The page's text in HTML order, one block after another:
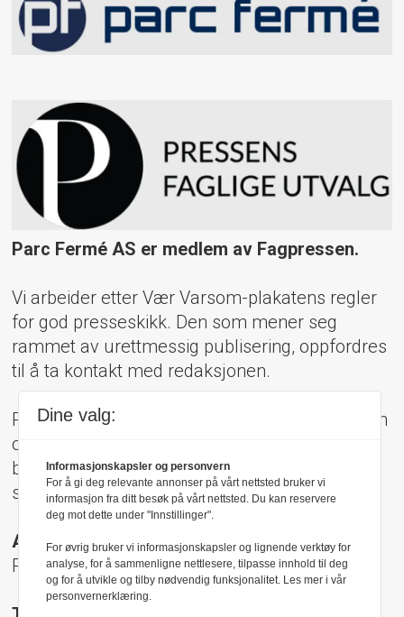
Parc Fermé AS er medlem av Fagpressen.
Vi arbeider etter Vær Varsom-plakatens regler
for god presseskikk. Den som mener seg
rammet av urettmessig publisering, oppfordres
til å ta kontakt med redaksjonen.
Pressens Faglige Utvalg (PFU) er et klageorgan
oppnevnt av Norsk Presseforbund som
behandler klager mot mediene i presseetiske
spørsmål.
Adresse:
Rådhusgt 17, 0158 Oslo
Dine valg:
Informasjonskapsler og personvern
For å gi deg relevante annonser på vårt nettsted bruker vi
informasjon fra ditt besøk på vårt nettsted. Du kan reservere
deg mot dette under "Innstillinger".
For øvrig bruker vi informasjonskapsler og lignende verktøy for
analyse, for å sammenligne nettlesere, tilpasse innhold til deg
og for å utvikle og tilby nødvendig funksjonalitet. Les mer i vår
personvernerklæring.